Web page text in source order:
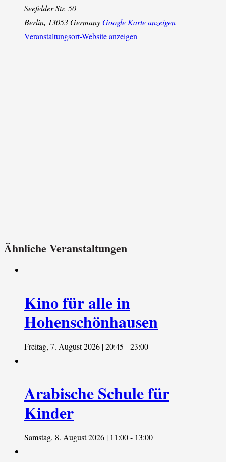
Seefelder Str. 50
Berlin, 13053GermanyGoogle Karte anzeigen
Veranstaltungsort-Website anzeigen
Ähnliche Veranstaltungen
Kino für alle in
Hohenschönhausen
Freitag, 7. August 2026 | 20:45 -23:00
Arabische Schule für
Kinder
Samstag, 8. August 2026 | 11:00- 13:00